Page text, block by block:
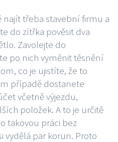
najít třeba stavební firmu a
do zítřka pověsit dva
Zavolejte do
po nich vyměnit těsnění
co je ujistíte, že to
případě dostanete
včetně výjezdu,
položek. A to je určitě
takovou práci bez
vydělá par korun. Proto